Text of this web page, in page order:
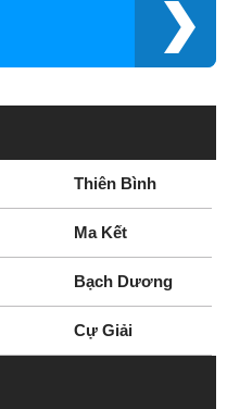
Thiên Bình
Ma Kết
Bạch Dương
Cự Giải